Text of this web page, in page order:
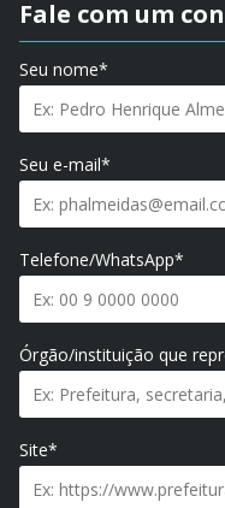
Fale com um
Seu nome*
Seu e-mail*
Telefone/WhatsApp*
Órgão/instituição que
Site*